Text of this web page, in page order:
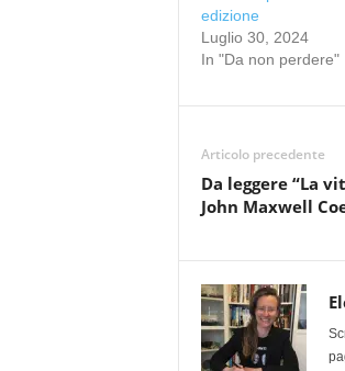
edizione
Luglio 30, 2024
In "Da non perdere"
Articolo precedente
Da leggere “La
John Maxwell